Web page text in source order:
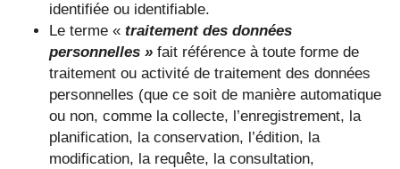
identifiée ou identifiable.
Le terme « traitement des données
personnelles » fait référence à toute forme de
traitement ou activité de traitement des données
personnelles (que ce soit de manière automatique
ou non, comme la collecte, l’enregistrement, la
planification, la conservation, l’édition, la
modification, la requête, la consultation,